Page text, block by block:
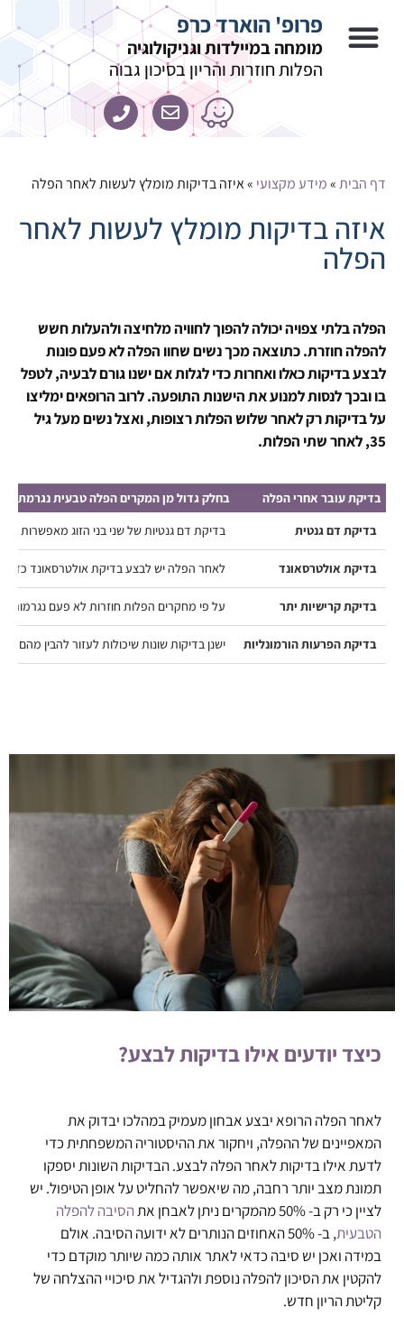
פרופ' הוארד כרפ
מומחה במיילדות וגניקולוגיה
הפלות חוזרות והריון בסיכון גבוה
דף הבית»מידע מקצועי »איזה בדיקות מומלץ לעשות לאחר הפלה
איזה בדיקות מומלץ לעשות לאחר
הפלה
הפלה בלתי צפויה יכולה להפוך לחוויה מלחיצה ולהעלות חשש
להפלה חוזרת. כתוצאה מכך נשים שחוו הפלה לא פעם פונות
לבצע בדיקות כאלו ואחרות כדי לגלות אם ישנו גורם לבעיה, לטפל
בו ובכך לנסות למנוע את הישנות התופעה. לרוב הרופאים ימליצו
על בדיקות רק לאחר שלוש הפלות רצופות, ואצל נשים מעל גיל
35, לאחר שתי הפלות.
בדיקת עובר אחרי הפלה
בחלק גדול מן המקרים הפלה טבעית נגרמת
בדיקת דם גנטית
בדיקת דם גנטיות של שני בני הזוג מאפשרות
בדיקת אולטרסאונד לאחר הפלה יש לבצע בדיקת אולטרסאונד כדי
בדיקת קרישיות יתר על פי מחקרים הפלות חוזרות לא פעם נגרמות
בדיקת הפרעות הורמונליות ישנן בדיקות שונות שיכולות לעזור להבין
כיצד יודעים אילו בדיקות לבצע?
לאחר הפלה הרופא יבצע אבחון מעמיק במהלכו יבדוק את
המאפיינים של ההפלה, ויחקור את ההיסטוריה המשפחתית כדי
לדעת אילו בדיקות לאחר הפלה לבצע. הבדיקות השונות יספקו
תמונת מצב יותר רחבה, מה שיאפשר להחליט על אופן הטיפול. יש
לציין כי רק ב- 50% מהמקרים ניתן לאבחן את
הסיבה להפלה
הטבעית
, ב- 50% האחוזים הנותרים לא ידועה הסיבה. אולם
במידה ואכן יש סיבה כדאי לאתר אותה כמה שיותר מוקדם כדי
להקטין את הסיכון להפלה נוספת ולהגדיל את סיכויי ההצלחה של
קליטת הריון חדש.